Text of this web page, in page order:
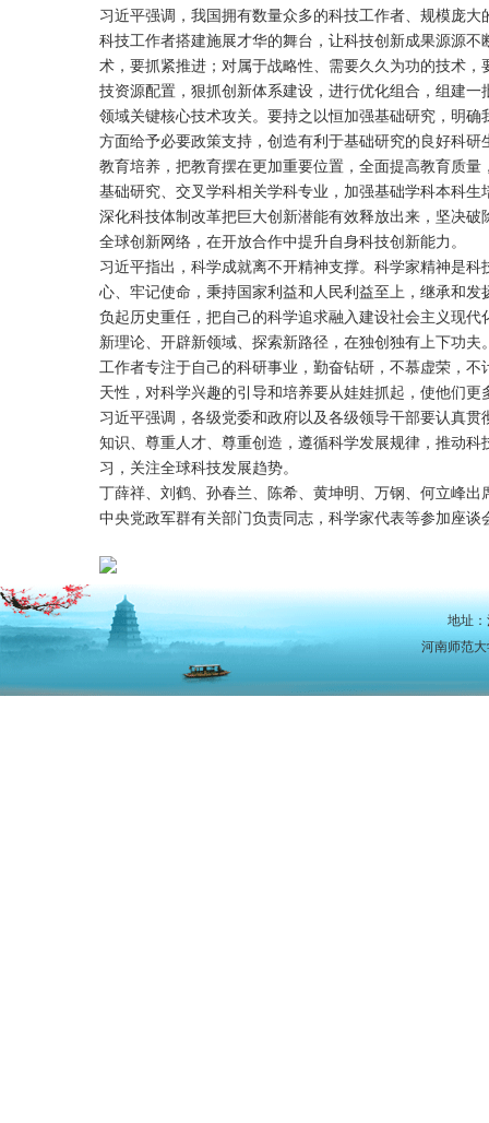
习近平强调，我国拥有数量众多的科技工作者、规模庞
科技工作者搭建施展才华的舞台，让科技创新成果源源
术，要抓紧推进；对属于战略性、需要久久为功的技术
技资源配置，狠抓创新体系建设，进行优化组合，组建
领域关键核心技术攻关。要持之以恒加强基础研究，明
方面给予必要政策支持，创造有利于基础研究的良好科
教育培养，把教育摆在更加重要位置，全面提高教育质
基础研究、交叉学科相关学科专业，加强基础学科本科
深化科技体制改革把巨大创新潜能有效释放出来，坚决
全球创新网络，在开放合作中提升自身科技创新能力。
习近平指出，科学成就离不开精神支撑。科学家精神是
心、牢记使命，秉持国家利益和人民利益至上，继承和
负起历史重任，把自己的科学追求融入建设社会主义现
新理论、开辟新领域、探索新路径，在独创独有上下功
工作者专注于自己的科研事业，勤奋钻研，不慕虚荣，
天性，对科学兴趣的引导和培养要从娃娃抓起，使他们
习近平强调，各级党委和政府以及各级领导干部要认真
知识、尊重人才、尊重创造，遵循科学发展规律，推动
习，关注全球科技发展趋势。
丁薛祥、刘鹤、孙春兰、陈希、黄坤明、万钢、何立峰出
中央党政军群有关部门负责同志，科学家代表等参加座谈
地址
河南师范